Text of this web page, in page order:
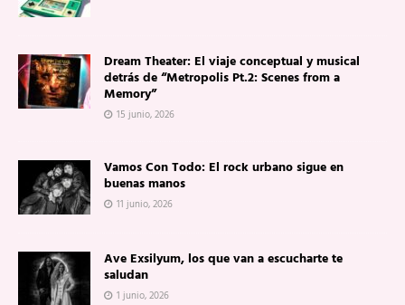
Dream Theater: El viaje conceptual y musical
detrás de “Metropolis Pt.2: Scenes from a
Memory”
15 junio, 2026
Vamos Con Todo: El rock urbano sigue en
buenas manos
11 junio, 2026
Ave Exsilyum, los que van a escucharte te
saludan
1 junio, 2026